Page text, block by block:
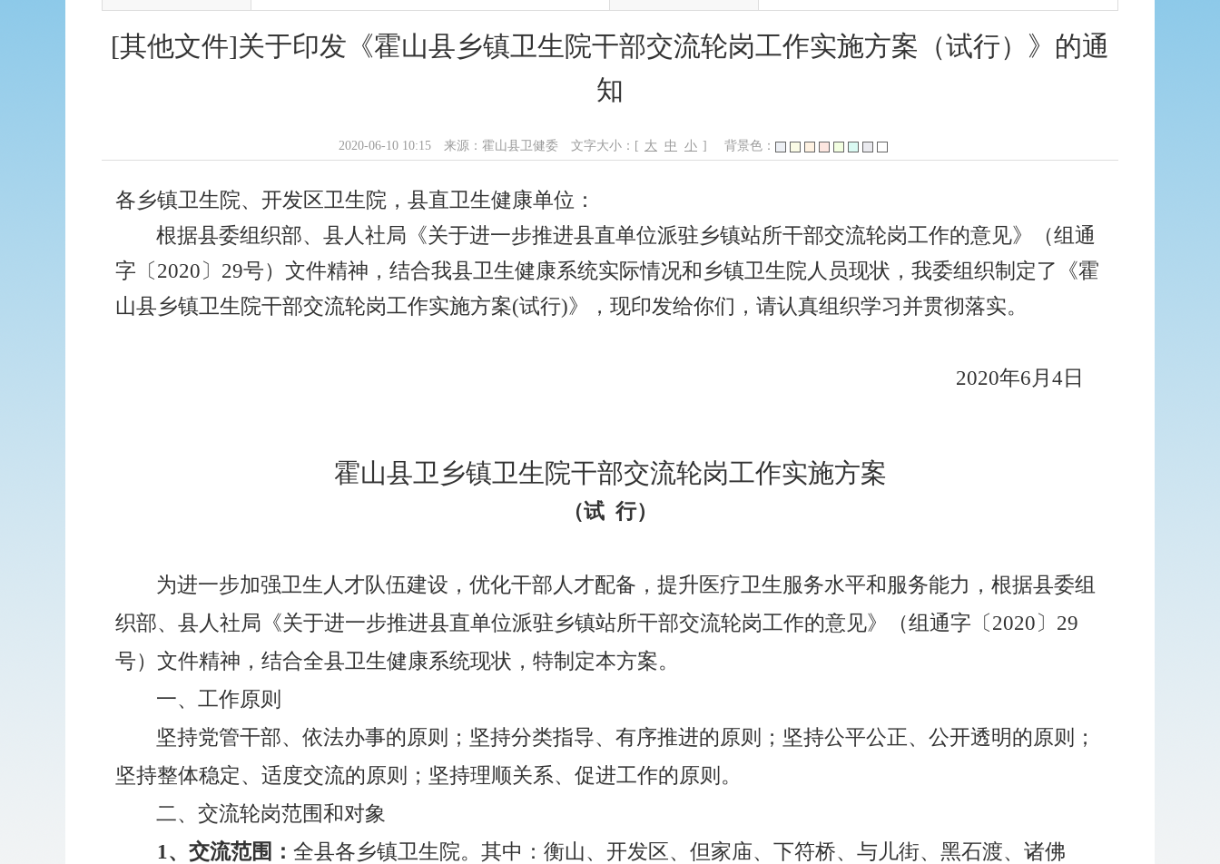
[其他文件]关于印发《霍山县乡镇卫生院干部交流轮岗工作实施方案（试行）》的通
知
2020-06-10 10:15 来源：霍山县卫健委 文字大小：[ 大 中 小 ] 背景色：
各乡镇卫生院、开发区卫生院，县直卫生健康单位：
根据县委组织部、县人社局《关于进一步推进县直单位派驻乡镇站所干部交流轮岗工作的意见》（组通
字〔 2020〕29号）文件精神，结合我县卫生健康系统实际情况和乡镇卫生院人员现状，我委组织制定了《霍
山县乡镇卫生院干部交流轮岗工作实施方案(试行)》，现印发给你们，请认真组织学习并贯彻落实。
2020年6 月4 日
霍山县卫乡镇卫生院干部交流轮岗工作实施方案
（试 行）
为进一步加强卫生人才队伍建设，优化干部人才配备，提升医疗卫生服务水平和服务能力，根据县委组
织部、县人社局《关于进一步推进县直单位派驻乡镇站所干部交流轮岗工作的意见》（组通字〔 2020〕29
号）文件精神，结合全县卫生健康系统现状，特制定本方案。
一、工作原则
坚持党管干部、依法办事的原则；坚持分类指导、有序推进的原则；坚持公平公正、公开透明的原则；
坚持整体稳定、适度交流的原则；坚持理顺关系、促进工作的原则。
二、交流轮岗范围和对象
1、交流范围 ： 全县各乡镇卫生院。 其中：衡山、开发区、但家庙、下符桥、与儿街、黑石渡、诸佛